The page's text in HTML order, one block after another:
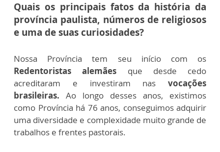
Quais os principais fatos da história da
província paulista, números de religiosos
e uma de suas curiosidades?
Nossa Província tem seu início com os
Redentoristas alemães que desde cedo
acreditaram e investiram nas vocações
brasileiras. Ao longo desses anos, existimos
como Província há 76 anos, conseguimos adquirir
uma diversidade e complexidade muito grande de
trabalhos e frentes pastorais.